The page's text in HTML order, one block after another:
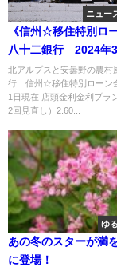
ニュー
《信州☆移住特別ロ
八十二銀行 2024年3
北アルプスと安曇野の農村
行 信州☆移住特別ローン
1日現在 店頭金利金利プラ
2回見直し）2.60...
ゆ
あの冬のスターが満
に登場！